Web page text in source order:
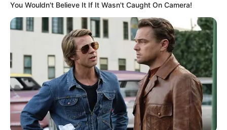
You Wouldn't Believe It If It Wasn't Caught On Camera!